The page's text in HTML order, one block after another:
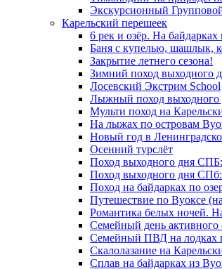
Экскурсионный
Карельский перешеек
6 рек и озёр. На
Баня с купелью, шашлык,
Закрытие летнего сезона!
Зимний поход выходного
Лосевский Экстрим School
Лыжный поход выходного
Мульти поход на
На лыжах по островам
Новый год в
Осенний турслёт
Поход выходного дня СПБ:
Поход выходного дня
Поход на байдарках по
Путешествие по Вуоксе
Романтика белых ночей.
Семейный день активного
Семейный ПВД на лодках
Скалолазание на
Сплав на байдарках из